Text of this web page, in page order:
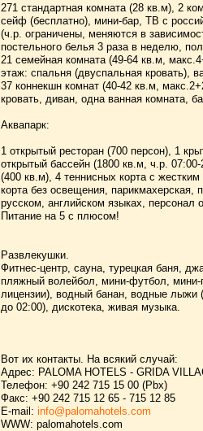
271 стандартная комната (28 кв.м), 2
сейф (бесплатно), мини-бар, ТВ с
(ч.р. ограничены, меняются в
постельного белья 3 раза в неделю,
21 семейная комната (49-64 кв.м,
этаж: спальня (двуспальная кровать),
37 коннекшн комнат (40-42 кв.м,
кровать, диван, одна ванная комната,
Аквапарк:
1 открытый ресторан (700 персон), 1
открытый бассейн (1800 кв.м, ч.р.
(400 кв.м), 4 теннисных корта с
корта без освещения, парикмахерская,
русском, английском языках,
Питание на 5 с плюсом!
Развлекушки.
Фитнес-центр, сауна, турецкая баня,
пляжный волейбол, мини-футбол, мини-
лицензии), водный банан, водные лыжи
до 02:00), дискотека, живая музыка.
Вот их контакты. На всякий случай:
Адрес: PALOMA HOTELS - GRIDA
Телефон: +90 242 715 15 00 (Pbx)
Факс: +90 242 715 12 65 - 715 12 85
E-mail: info@palomahotels.com
WWW: palomahotels.com